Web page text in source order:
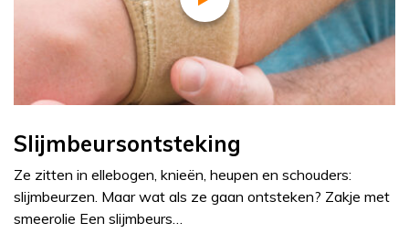
Slijmbeursontsteking
Ze zitten in ellebogen, knieën, heupen en schouders:
slijmbeurzen. Maar wat als ze gaan ontsteken? Zakje met
smeerolie Een slijmbeurs…